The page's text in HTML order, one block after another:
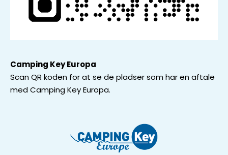
Camping Key Europa
Scan QR koden for at se de pladser som har en aftale
med Camping Key Europa.